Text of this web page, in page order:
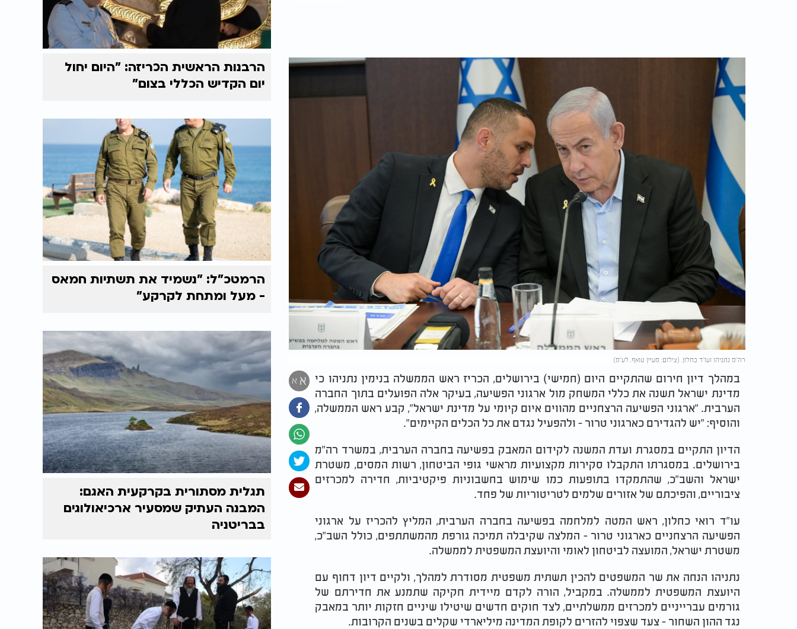
רה"מ נתניהו ועו"ד כחלון. (צילום: מעיין טואף, לע"מ)
א א
במהלך דיון חירום שהתקיים היום (חמישי) בירושלים, הכריז ראש הממשלה בנימין נתניהו כי
מדינת ישראל תשנה את כללי המשחק מול ארגוני הפשיעה, בעיקר אלה הפועלים בתוך החברה
הערבית. "ארגוני הפשיעה הרצחניים מהווים איום קיומי על מדינת ישראל", קבע ראש הממשלה,
והוסיף: "יש להגדירם כארגוני טרור - ולהפעיל נגדם את כל הכלים הקיימים".
הדיון התקיים במסגרת ועדת המשנה לקידום המאבק בפשיעה בחברה הערבית, במשרד רה"מ
בירושלים. במסגרתו התקבלו סקירות מקצועיות מראשי גופי הביטחון, רשות המסים, משטרת
ישראל והשב"כ, שהתמקדו בתופעות כמו שימוש בחשבוניות פיקטיביות, חדירה למכרזים
ציבוריים, והפיכתם של אזורים שלמים לטריטוריות של פחד.
עו"ד רואי כחלון, ראש המטה למלחמה בפשיעה בחברה הערבית, המליץ להכריז על ארגוני
הפשיעה הרצחניים כארגוני טרור - המלצה שקיבלה תמיכה גורפת מהמשתתפים, כולל השב"כ,
משטרת ישראל, המועצה לביטחון לאומי והיועצת המשפטית לממשלה.
נתניהו הנחה את שר המשפטים להכין תשתית משפטית מסודרת למהלך, ולקיים דיון דחוף עם
היועצת המשפטית לממשלה. במקביל, הורה לקדם מיידית חקיקה שתמנע את חדירתם של
גורמים עברייניים למכרזים ממשלתיים, לצד חוקים חדשים שיטילו שיניים חזקות יותר במאבק
נגד ההון השחור - צעד שצפוי להזרים לקופת המדינה מיליארדי שקלים בשנים הקרובות.
הרבנות הראשית הכריזה: "היום יחול
יום הקדיש הכללי בצום"
הרמטכ"ל: "נשמיד את תשתיות חמאס
- מעל ומתחת לקרקע"
תגלית מסתורית בקרקעית האגם:
המבנה העתיק שמסעיר ארכיאולוגים
בבריטניה